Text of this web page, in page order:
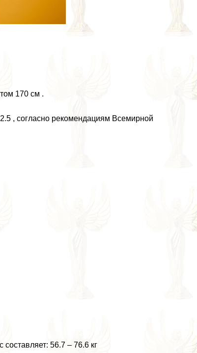
170 см .
, согласно рекомендациям Всемирной
56.7 – 76.6 кг